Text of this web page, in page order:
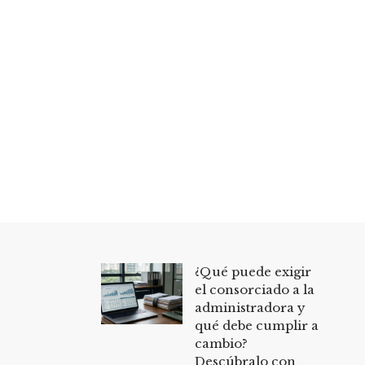
¿Qué puede exigir
el consorciado a la
administradora y
qué debe cumplir a
cambio?
Descúbralo con